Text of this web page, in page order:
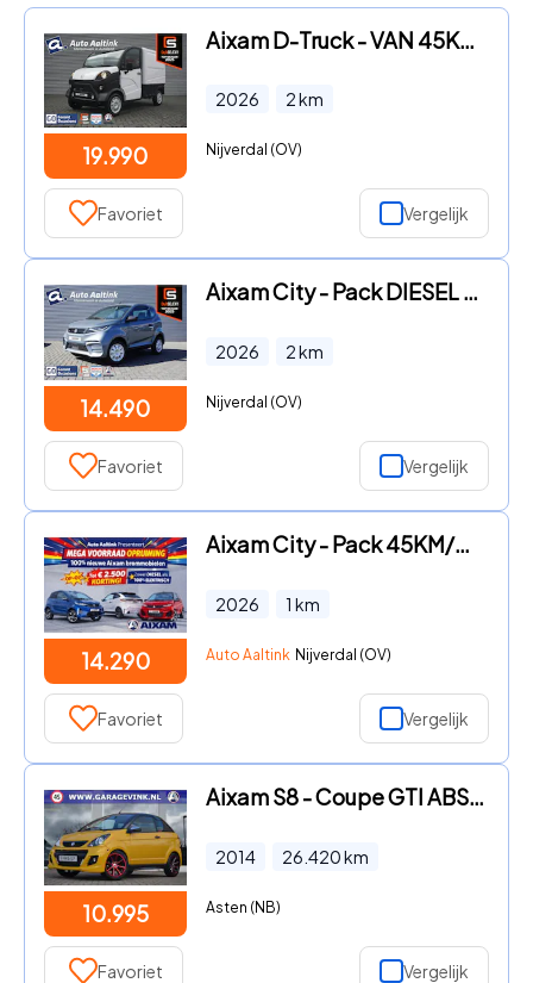
19.990
Aixam D-Truck - VAN 45KM/H DIESEL AUTOMAAT | 2, 8M3 LAADVOLUME | € 1.219 KOR
2026 2km
Nijverdal (OV)
Favoriet Vergelijk
14.490
Aixam City - Pack DIESEL AUT. | 45KM/H | RADIO MP3 | DAB+ | € 672 KORTING
2026 2km
Nijverdal (OV)
Favoriet Vergelijk
14.290
Aixam City - Pack 45KM/H DIESEL AUT DAB+ | GETINT GLAS | € 649 KORTING
2026 1 km
Auto Aaltink Nijverdal (OV)
Favoriet Vergelijk
10.995
Aixam S8 - Coupe GTI ABS Brommobiel
2014 26.420km
Asten (NB)
Favoriet Vergelijk